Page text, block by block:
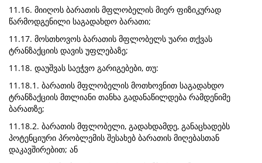
11.16. მიიღოს ბარათის მფლობელის მიერ ფიზიკურად
წარმოდგენილი საგადახდო ბარათი;
11.17. მოსთხოვოს ბარათის მფლობელს უარი თქვას
ტრანზაქციის დავის უფლებაზე;
11.18. დაუშვას საეჭვო გარიგებები, თუ:
11.18.1. ბარათის მფლობელის მოთხოვნით საგადახდო
ტრანზაქციის მთლიანი თანხა გადანაწილდება რამდენიმე
ბარათზე;
11.18.2. ბარათის მფლობელი, გადახდამდე, განაცხადებს
პოტენციური პრობლემის შესახებ ბარათის მიღებასთან
დაკავშირებით; ან